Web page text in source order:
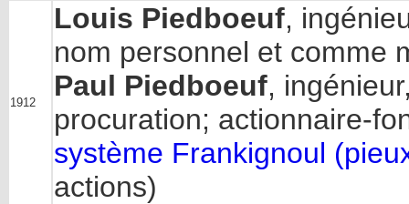
1912
Louis Piedboeuf,
nom personnel et comme
Paul Piedboeuf,
procuration; actionnaire-
système Frankignoul
actions)